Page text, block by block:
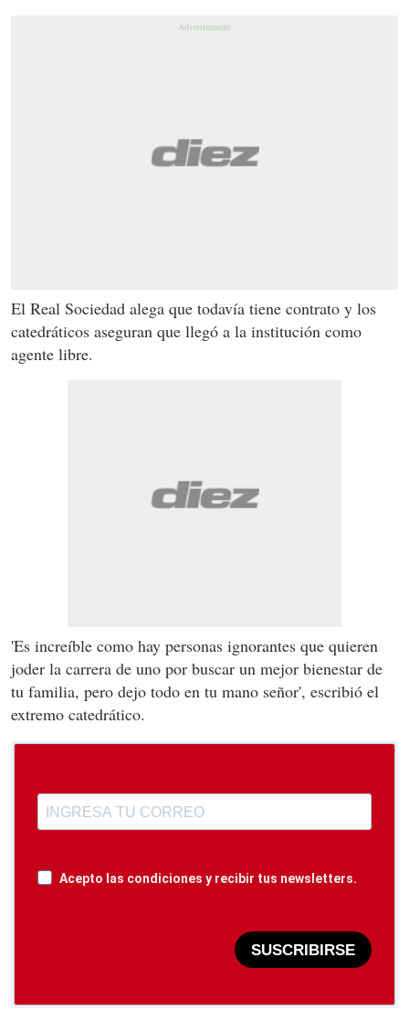
El Real Sociedad alega que todavía tiene contrato y los
catedráticos aseguran que llegó a la institución como
agente libre.
'Es increíble como hay personas ignorantes que quieren
joder la carrera de uno por buscar un mejor bienestar de
tu familia, pero dejo todo en tu mano señor', escribió el
extremo catedrático.
Acepto las condiciones y recibir tus newsletters.
SUSCRIBIRSE